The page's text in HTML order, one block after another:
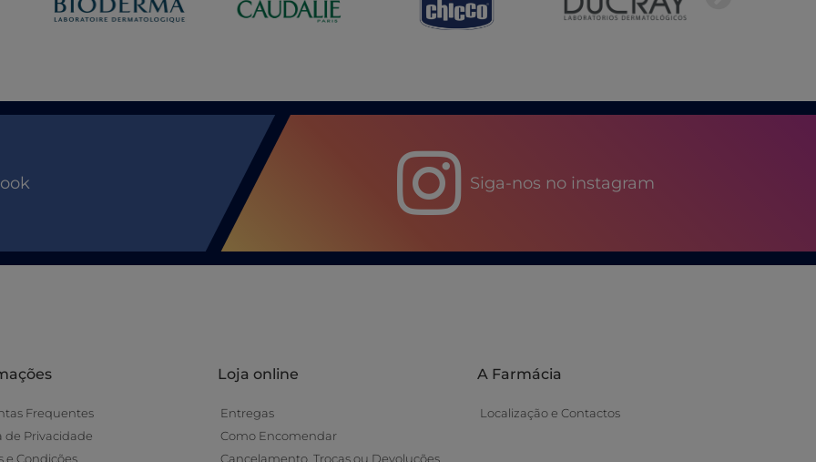
Siga-nos no instagram
Frequentes
de Privacidade
e Condições
Loja online
Entregas
Como Encomendar
Cancelamento, Trocas ou Devoluções
A Farmácia
Localização e Contactos